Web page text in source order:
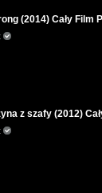
(2014) Cały Film
z szafy (2012)